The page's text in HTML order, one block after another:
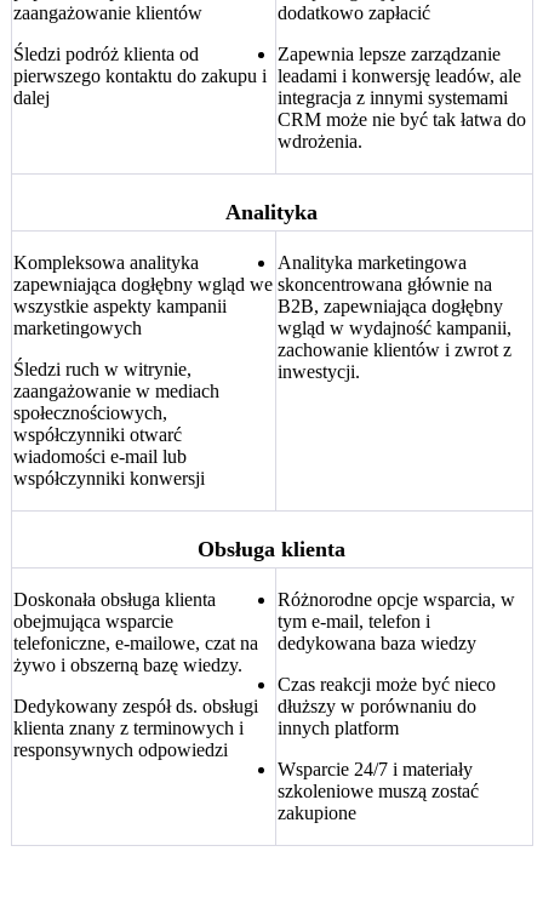
zaangażowanie klientów
Śledzi podróż klienta od
pierwszego kontaktu do zakupu i
dalej
dodatkowo zapłacić
Zapewnia lepsze zarządzanie
leadami i konwersję leadów, ale
integracja z innymi systemami
CRM może nie być tak łatwa do
wdrożenia.
Analityka
Kompleksowa analityka
zapewniająca dogłębny wgląd we
wszystkie aspekty kampanii
marketingowych
Śledzi ruch w witrynie,
zaangażowanie w mediach
społecznościowych,
współczynniki otwarć
wiadomości e-mail lub
współczynniki konwersji
Analityka marketingowa
skoncentrowana głównie na
B2B, zapewniająca dogłębny
wgląd w wydajność kampanii,
zachowanie klientów i zwrot z
inwestycji.
Obsługa klienta
Doskonała obsługa klienta
obejmująca wsparcie
telefoniczne, e-mailowe, czat na
żywo i obszerną bazę wiedzy.
Dedykowany zespół ds. obsługi
klienta znany z terminowych i
responsywnych odpowiedzi
Różnorodne opcje wsparcia, w
tym e-mail, telefon i
dedykowana baza wiedzy
Czas reakcji może być nieco
dłuższy w porównaniu do
innych platform
Wsparcie 24/7 i materiały
szkoleniowe muszą zostać
zakupione